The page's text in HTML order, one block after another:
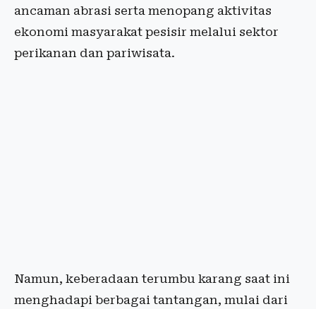
ancaman abrasi serta menopang aktivitas
ekonomi masyarakat pesisir melalui sektor
perikanan dan pariwisata.
Namun, keberadaan terumbu karang saat ini
menghadapi berbagai tantangan, mulai dari